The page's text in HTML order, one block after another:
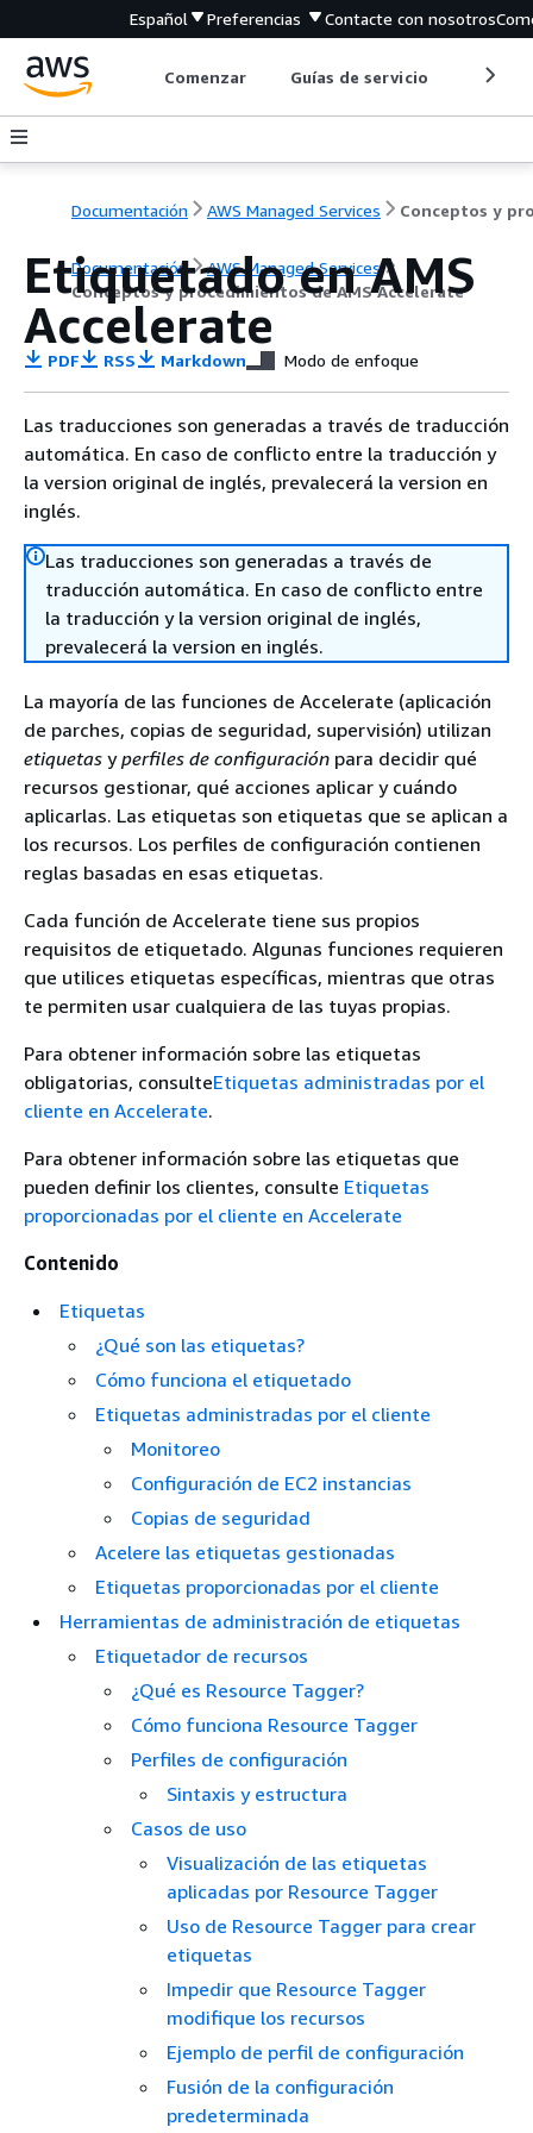
Español Preferencias Contacte con nosotros
Comenzar Guías de servicio
Documentación AWS Managed Services
Documentación
AWS Managed Services
Conceptos y procedimientos de AMS Accelerate
Etiquetado en AMS
Accelerate
PDF RSS Markdown Modo de enfoque
Las traducciones son generadas a través de traducción
automática. En caso de conflicto entre la traducción y
la version original de inglés, prevalecerá la version en
inglés.
Las traducciones son generadas a través de
traducción automática. En caso de conflicto entre
la traducción y la version original de inglés,
prevalecerá la version en inglés.
La mayoría de las funciones de Accelerate (aplicación
de parches, copias de seguridad, supervisión) utilizan
etiquetas yperfiles de configuración para decidir qué
recursos gestionar, qué acciones aplicar y cuándo
aplicarlas. Las etiquetas son etiquetas que se aplican a
los recursos. Los perfiles de configuración contienen
reglas basadas en esas etiquetas.
Cada función de Accelerate tiene sus propios
requisitos de etiquetado. Algunas funciones requieren
que utilices etiquetas específicas, mientras que otras
te permiten usar cualquiera de las tuyas propias.
Para obtener información sobre las etiquetas
obligatorias, consulteEtiquetas administradas por el
cliente en Accelerate.
Para obtener información sobre las etiquetas que
pueden definir los clientes, consulte Etiquetas
proporcionadas por el cliente en Accelerate
Contenido
Etiquetas
¿Qué son las etiquetas?
Cómo funciona el etiquetado
Etiquetas administradas por el cliente
Monitoreo
Configuración de EC2 instancias
Copias de seguridad
Acelere las etiquetas gestionadas
Etiquetas proporcionadas por el cliente
Herramientas de administración de etiquetas
Etiquetador de recursos
¿Qué es Resource Tagger?
Cómo funciona Resource Tagger
Perfiles de configuración
Sintaxis y estructura
Casos de uso
Visualización de las etiquetas
aplicadas por Resource Tagger
Uso de Resource Tagger para crear
etiquetas
Impedir que Resource Tagger
modifique los recursos
Ejemplo de perfil de configuración
Fusión de la configuración
predeterminada